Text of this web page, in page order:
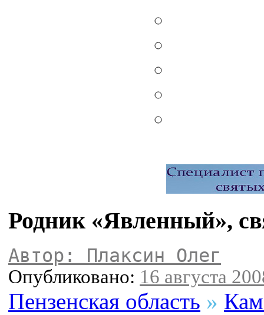
Родник «Явленный»,
Автор: Плаксин Олег
Опубликовано: 16 августа
Пензенская область »